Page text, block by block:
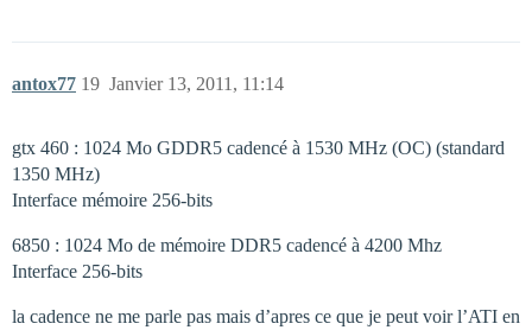
antox77 Janvier 13, 2011, 11:14
19
gtx 460 : 1024 Mo GDDR5 cadencé à 1530 MHz (OC) (standard
1350 MHz)
Interface mémoire 256-bits
6850 : 1024 Mo de mémoire DDR5 cadencé à 4200 Mhz
Interface 256-bits
la cadence ne me parle pas mais d’apres ce que je peut voir l’ATI en